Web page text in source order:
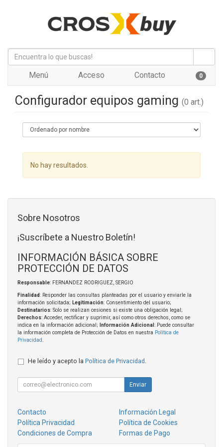
Menú Acceso Contacto 0
Configurador equipos gaming (0 art.)
No hay resultados.
Sobre Nosotros
¡Suscríbete a Nuestro Boletín!
INFORMACIÓN BÁSICA SOBRE
PROTECCIÓN DE DATOS
Responsable: FERNANDEZ RODRIGUEZ, SERGIO
Finalidad: Responder las consultas planteadas por el usuario y enviarle la
información solicitada; Legitimación: Consentimiento del usuario;
Destinatarios: Solo se realizan cesiones si existe una obligación legal;
Derechos: Acceder, rectificar y suprimir, así como otros derechos, como se
indica en la información adicional;
Información Adicional : Puede consultar
la información completa de Protección de Datos en nuestra Política de
Privacidad
He leído y acepto la Política de Privacidad .
Enviar
Contacto
Información Legal
Política Privacidad
Política de Cookies
Condiciones de Compra
Formas de Pago